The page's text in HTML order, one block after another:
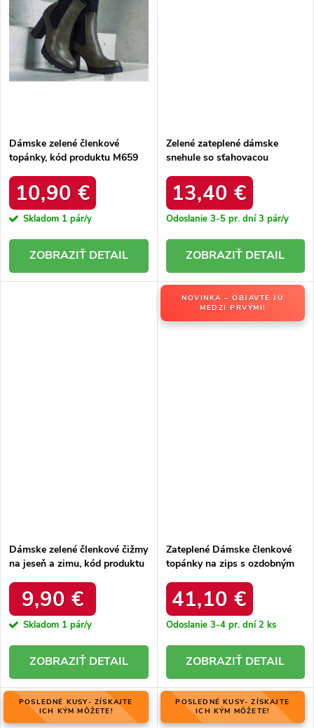
Dámske zelené členkové
topánky, kód produktu M659
10,90 €
Skladom 1 pár/y
DETAIL
Zelené zateplené dámske
snehule so sťahovacou
13,40 €
Odoslanie 3-5 pr. dní3 pár/y
DETAIL
Dámske zelené členkové čižmy
na jeseň a zimu, kód produktu
9,90 €
Skladom 1 pár/y
DETAIL
NOVINKA – OBJAVTE JU
MEDZI PRVÝMI!
Zateplené Dámske členkové
topánky na zips s ozdobným
RMR2501-1 ZIELONY
41,10 €
Odoslanie 3-4 pr. dní2 ks
DETAIL
POSLEDNÉ KUSY- ZÍSKAJTE
ICH KÝM MÔŽETE!
POSLEDNÉ KUSY- ZÍSKAJTE
ICH KÝM MÔŽETE!